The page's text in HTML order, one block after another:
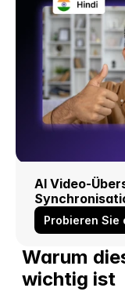
AI Video-
Probieren Sie
Warum
wichtig ist